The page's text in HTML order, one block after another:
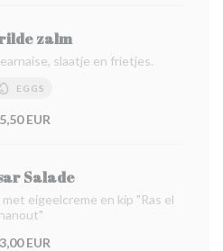
zalm
slaatje en frietjes.
EGGS
EUR
Salade
eigeelcreme en kip "Ras el
hanout"
EUR